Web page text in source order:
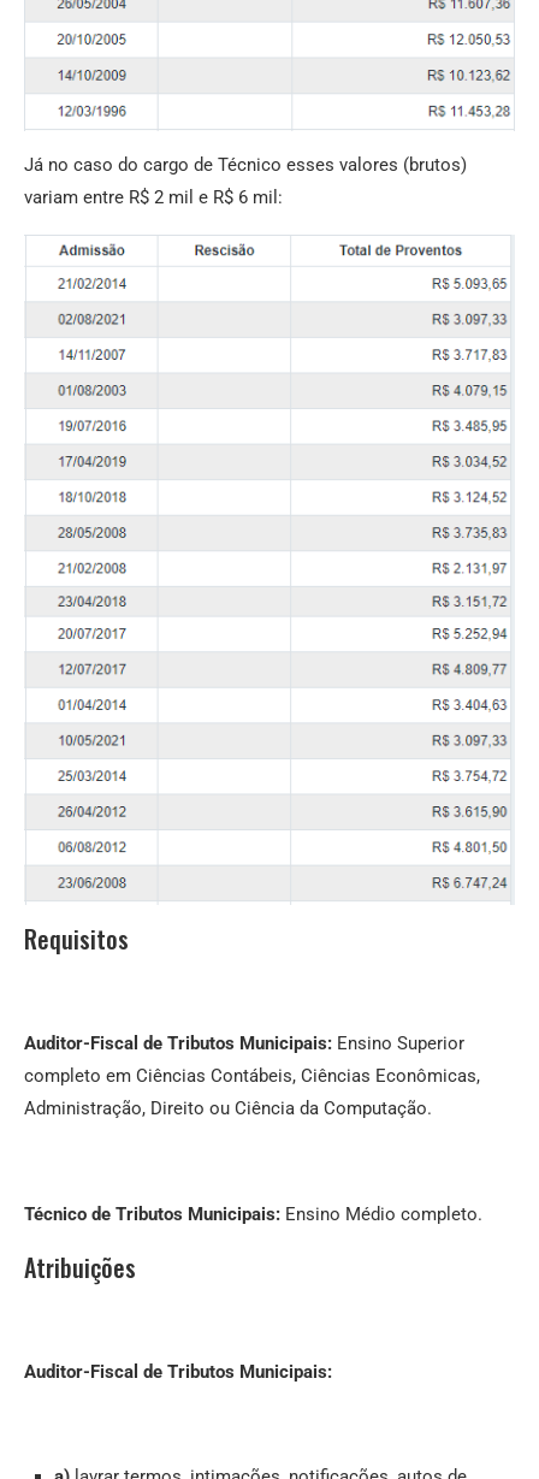
Já no caso do cargo de Técnico esses valores (brutos)
variam entre R$ 2 mil e R$ 6 mil:
Requisitos
Auditor-Fiscal de Tributos Municipais: Ensino Superior
completo em Ciências Contábeis, Ciências Econômicas,
Administração, Direito ou Ciência da Computação.
Técnico de Tributos Municipais: Ensino Médio completo.
Atribuições
Auditor-Fiscal de Tributos Municipais: